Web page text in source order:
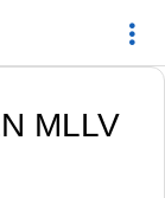
MLLV